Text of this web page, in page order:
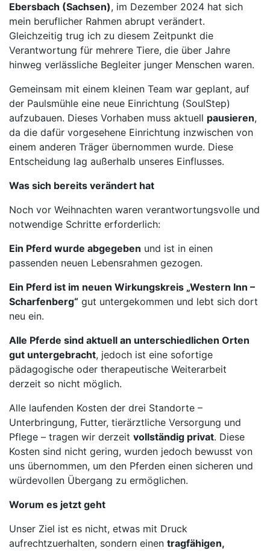
Ebersbach (Sachsen), im Dezember 2024 hat sich
mein beruflicher Rahmen abrupt verändert.
Gleichzeitig trug ich zu diesem Zeitpunkt die
Verantwortung für mehrere Tiere, die über Jahre
hinweg verlässliche Begleiter junger Menschen waren.
Gemeinsam mit einem kleinen Team war geplant, auf
der Paulsmühle eine neue Einrichtung (SoulStep)
aufzubauen. Dieses Vorhaben muss aktuell pausieren,
da die dafür vorgesehene Einrichtung inzwischen von
einem anderen Träger übernommen wurde. Diese
Entscheidung lag außerhalb unseres Einflusses.
Was sich bereits verändert hat
Noch vor Weihnachten waren verantwortungsvolle und
notwendige Schritte erforderlich:
Ein Pferd wurde abgegeben und ist in einen
passenden neuen Lebensrahmen gezogen.
Ein Pferd ist im neuen Wirkungskreis „Western Inn –
Scharfenberg“ gut untergekommen und lebt sich dort
neu ein.
Alle Pferde sind aktuell an unterschiedlichen Orten
gut untergebracht, jedoch ist eine sofortige
pädagogische oder therapeutische Weiterarbeit
derzeit so nicht möglich.
Alle laufenden Kosten der drei Standorte –
Unterbringung, Futter, tierärztliche Versorgung und
Pflege – tragen wir derzeit vollständig privat. Diese
Kosten sind nicht gering, wurden jedoch bewusst von
uns übernommen, um den Pferden einen sicheren und
würdevollen Übergang zu ermöglichen.
Worum es jetzt geht
Unser Ziel ist es nicht, etwas mit Druck
aufrechtzuerhalten, sondern einen tragfähigen,